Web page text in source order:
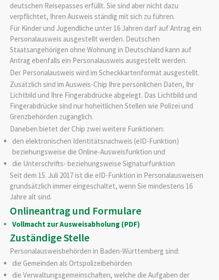
deutschen Reisepasses erfüllt. Sie sind aber nicht dazu
verpflichtet, Ihren Ausweis ständig mit sich zu führen.
Für Kinder und Jugendliche unter 16 Jahren darf auf Antrag ein
Personalausweis ausgestellt werden. Deutschen
Staatsangehörigen ohne Wohnung in Deutschland kann auf
Antrag ebenfalls ein Personalausweis ausgestellt werden.
Der Personalausweis wird im Scheckkartenformat ausgestellt.
Zusätzlich sind im Ausweis-Chip Ihre persönlichen Daten, Ihr
Lichtbild und Ihre Fingerabdrücke abgelegt. Das Lichtbild und
Fingerabdrücke sind nur hoheitlichen Stellen wie Polizei und
Grenzbehörden zugänglich.
Daneben bietet der Chip zwei weitere Funktionen:
den elektronischen Identitätsnachweis (eID-Funktion)
beziehungsweise die Online-Ausweisfunktion und
die Unterschrifts- beziehungsweise Signaturfunktion
Seit dem 15. Juli 2017 ist die eID-Funktion in Personalausweisen
grundsätzlich immer eingeschaltet, wenn Sie mindestens 16
Jahre alt sind.
Onlineantrag und Formulare
Vollmacht zur Ausweisabholung (PDF)
Zuständige Stelle
Personalausweisbehörden in Baden-Württemberg sind:
die Gemeinden als Ortspolizeibehörden
die Verwaltungsgemeinschaften, welche die Aufgaben der